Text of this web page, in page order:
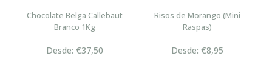
Chocolate Belga Callebaut
Branco 1Kg
Desde: €37,50
Risos de Morango (Mini
Raspas)
Desde: €8,95